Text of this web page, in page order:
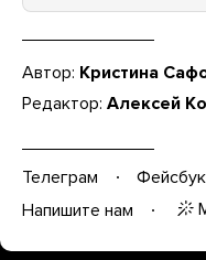
Автор: Кристина
Редактор: Алексей
Телеграм Фейсбук
Напишите нам